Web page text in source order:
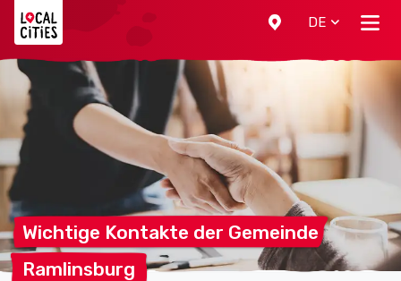
DE
Wichtige Kontakte der Gemeinde
Ramlinsburg